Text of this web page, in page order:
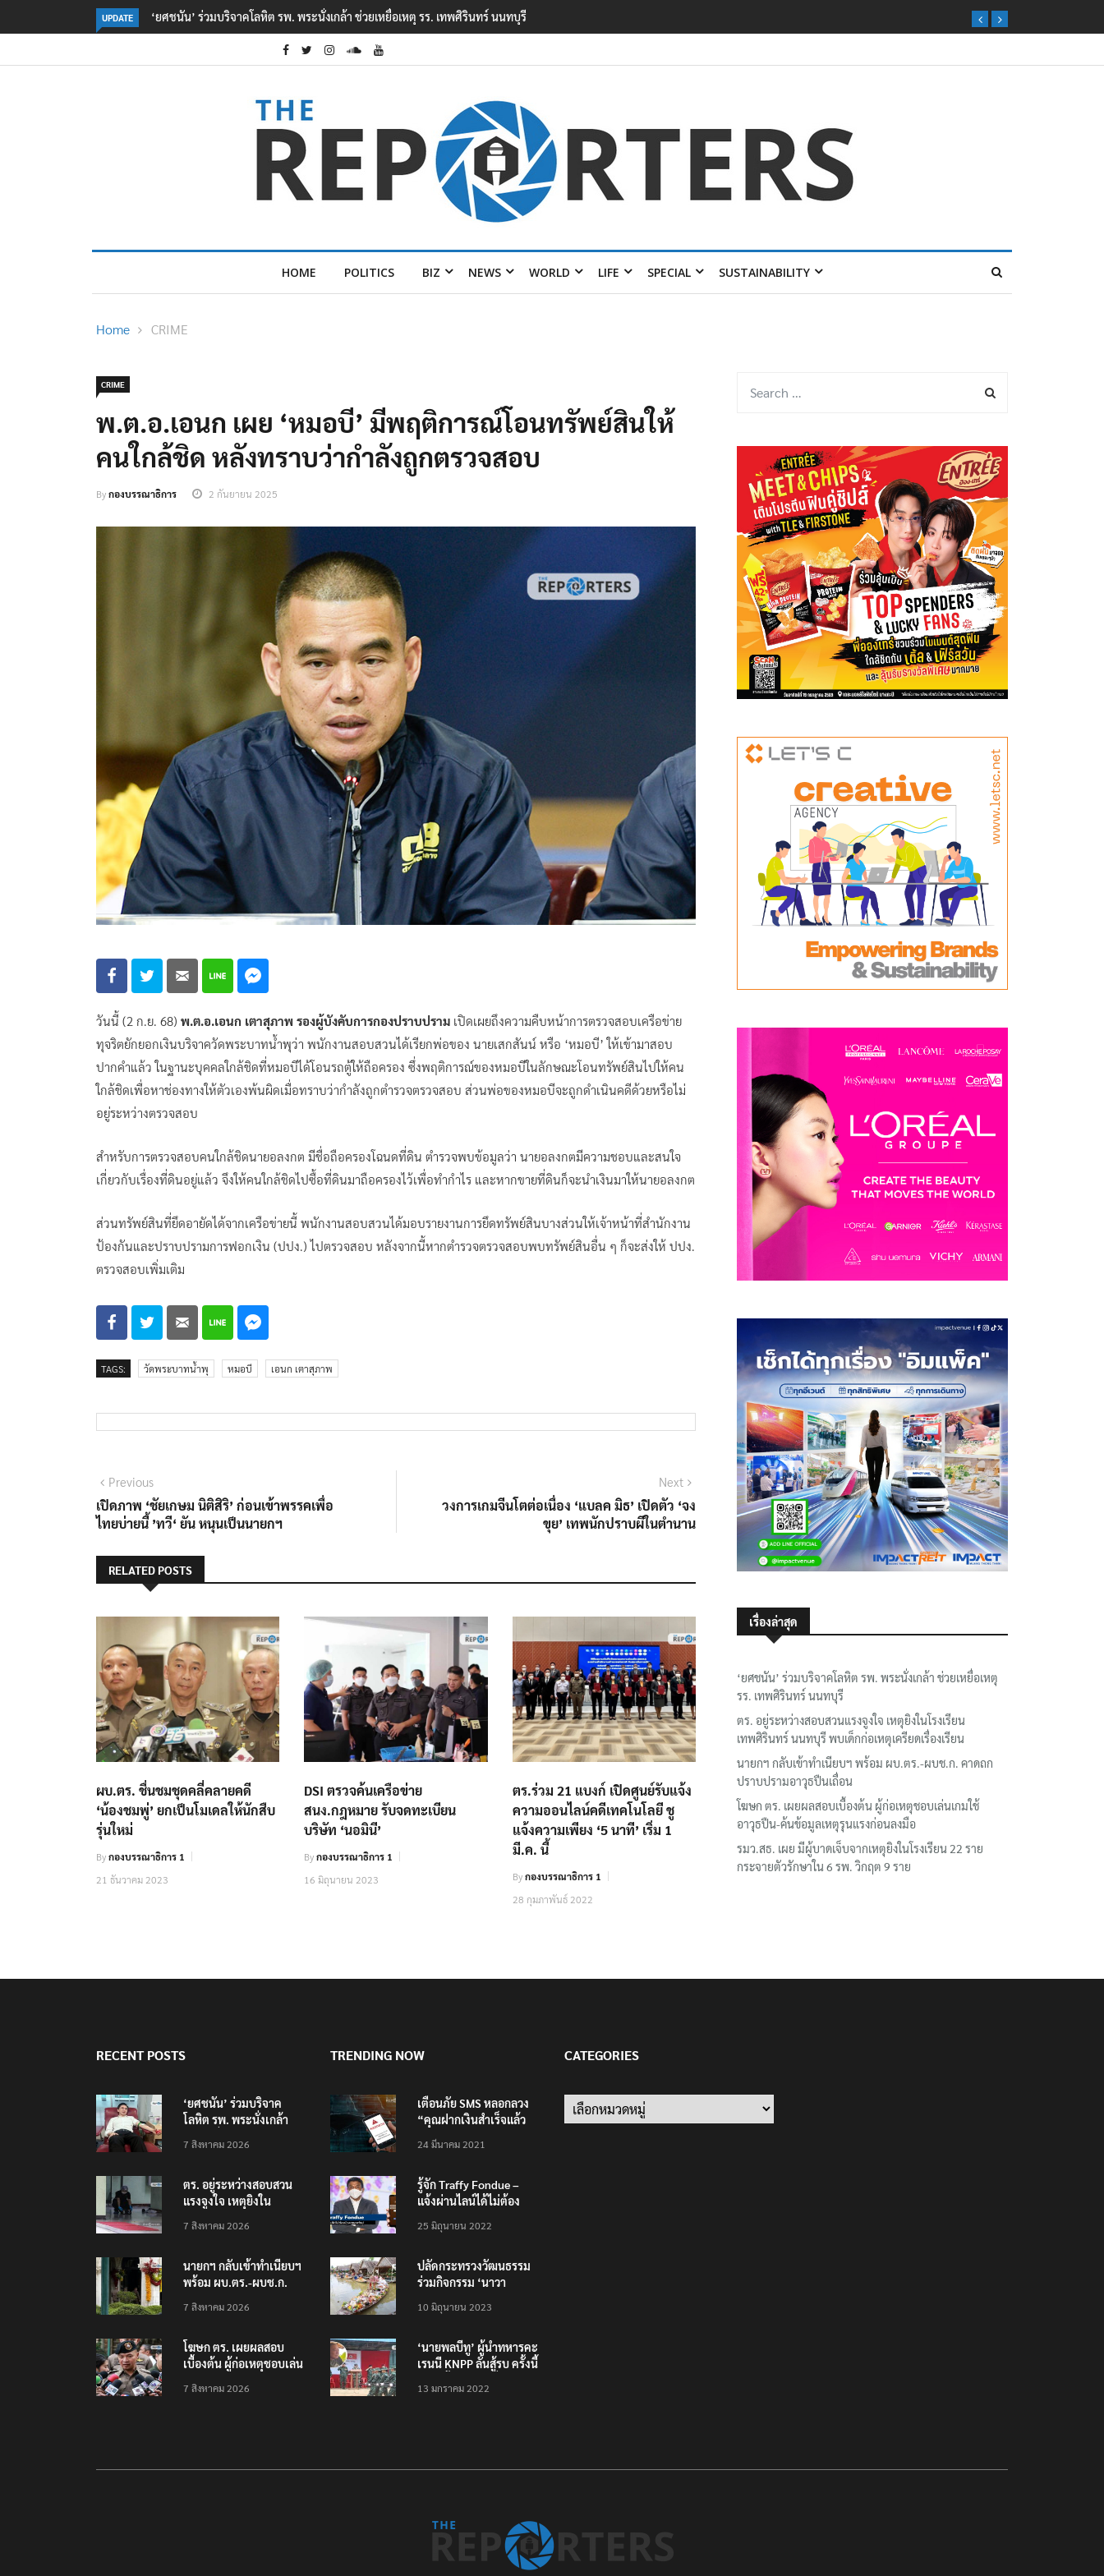
UPDATE ตร. อยู่ระหว่างสอบสวนแรงจูงใจ เหตุยิงในโรงเรียนเทพศิรินทร์ นนทบุรี พบเด็กก่อเหตุเครียดเรื่องเรียน
HOME POLITICS BIZ NEWS WORLD LIFE SPECIAL SUSTAINABILITY
Home CRIME
CRIME
พ.ต.อ.เอนก เผย ‘หมอบี’ มีพฤติการณ์โอนทรัพย์สินให้
คนใกล้ชิด หลังทราบว่ากำลังถูกตรวจสอบ
Byกองบรรณาธิการ 2 กันยายน 2025
วันนี้ (2 ก.ย. 68) พ.ต.อ.เอนก เตาสุภาพ รองผู้บังคับการกองปราบปราม เปิดเผยถึงความคืบหน้าการตรวจสอบเครือข่าย
ทุจริตยักยอกเงินบริจาควัดพระบาทน้ำพุว่า พนักงานสอบสวนได้เรียกพ่อของ นายเสกสันน์ หรือ ‘หมอบี’ ให้เข้ามาสอบ
ปากคำแล้ว ในฐานะบุคคลใกล้ชิดที่หมอบีได้โอนรถตู้ให้ถือครอง ซึ่งพฤติการณ์ของหมอบีในลักษณะโอนทรัพย์สินไปให้คน
ใกล้ชิดเพื่อหาช่องทางให้ตัวเองพ้นผิดเมื่อทราบว่ากำลังถูกตำรวจตรวจสอบ ส่วนพ่อของหมอบีจะถูกดำเนินคดีด้วยหรือไม่
อยู่ระหว่างตรวจสอบ
สำหรับการตรวจสอบคนใกล้ชิดนายอลงกต มีชื่อถือครองโฉนดที่ดิน ตำรวจพบข้อมูลว่า นายอลงกตมีความชอบและสนใจ
เกี่ยวกับเรื่องที่ดินอยู่แล้ว จึงให้คนใกล้ชิดไปซื้อที่ดินมาถือครองไว้เพื่อทำกำไร และหากขายที่ดินก็จะนำเงินมาให้นายอลงกต
ส่วนทรัพย์สินที่ยึดอายัดได้จากเครือข่ายนี้ พนักงานสอบสวนได้มอบรายงานการยึดทรัพย์สินบางส่วนให้เจ้าหน้าที่สำนักงาน
ป้องกันและปราบปรามการฟอกเงิน (ปปง.) ไปตรวจสอบ หลังจากนี้หากตำรวจตรวจสอบพบทรัพย์สินอื่น ๆ ก็จะส่งให้ ปปง.
ตรวจสอบเพิ่มเติม
TAGS: วัดพระบาทน้ำพุ หมอบี เอนก เตาสุภาพ
แนะแนว
เรื่อง
PreviousPrevious
post:
เปิดภาพ ‘ชัยเกษม นิติสิริ’ ก่อนเข้าพรรคเพื่อ
ไทยบ่ายนี้ ’ทวี‘ ยัน หนุนเป็นนายกฯ
Next
วงการเกมจีนโตต่อเนื่อง ‘แบลค มิธ’ เปิดตัว ‘จง
ขุย’ เทพนักปราบผีในตำนาน
RELATED POSTS
ผบ.ตร. ชื่นชมชุดคลี่คลายคดี
‘น้องชมพู่’ ยกเป็นโมเดลให้นักสืบ
รุ่นใหม่
Byกองบรรณาธิการ 1
21 ธันวาคม 2023
DSI ตรวจค้นเครือข่าย
สนง.กฎหมาย รับจดทะเบียน
บริษัท ‘นอมินี’
Byกองบรรณาธิการ 1
16 มิถุนายน 2023
ตร.ร่วม 21 แบงก์ เปิดศูนย์รับแจ้ง
ความออนไลน์คดีเทคโนโลยี ชู
แจ้งความเพียง ‘5 นาที’ เริ่ม 1
มี.ค. นี้
Byกองบรรณาธิการ 1
28 กุมภาพันธ์ 2022
เรื่องล่าสุด
‘ยศชนัน’ ร่วมบริจาคโลหิต รพ. พระนั่งเกล้า ช่วยเหยื่อเหตุ
รร. เทพศิรินทร์ นนทบุรี
ตร. อยู่ระหว่างสอบสวนแรงจูงใจ เหตุยิงในโรงเรียน
เทพศิรินทร์ นนทบุรี พบเด็กก่อเหตุเครียดเรื่องเรียน
นายกฯ กลับเข้าทำเนียบฯ พร้อม ผบ.ตร.-ผบช.ก. คาดถก
ปราบปรามอาวุธปืนเถื่อน
โฆษก ตร. เผยผลสอบเบื้องต้น ผู้ก่อเหตุชอบเล่นเกมใช้
อาวุธปืน-ค้นข้อมูลเหตุรุนแรงก่อนลงมือ
รมว.สธ. เผย มีผู้บาดเจ็บจากเหตุยิงในโรงเรียน 22 ราย
กระจายตัวรักษาใน 6 รพ. วิกฤต 9 ราย
RECENT POSTS
‘ยศชนัน’ ร่วมบริจาค
โลหิต รพ. พระนั่งเกล้า
เทพศิรินทร์ นนทบุรี
7 สิงหาคม 2026
ตร. อยู่ระหว่างสอบสวน
แรงจูงใจ เหตุยิงใน
นนทบุรี พบเด็กก่อเหตุ
7 สิงหาคม 2026
นายกฯ กลับเข้าทำเนียบฯ
พร้อม ผบ.ตร.-ผบช.ก.
ปืนเถื่อน
7 สิงหาคม 2026
โฆษก ตร. เผยผลสอบ
เบื้องต้น ผู้ก่อเหตุชอบเล่น
เหตุรุนแรงก่อนลงมือ
7 สิงหาคม 2026
TRENDING NOW
เตือนภัย SMS หลอกลวง
“คุณฝากเงินสำเร็จแล้ว
200,000 บาท”
24 มีนาคม 2021
รู้จัก Traffy Fondue –
แจ้งผ่านไลน์ได้ไม่ต้อง
ทั่วไทย ไม่ใช่แค่ในกรุง
25 มิถุนายน 2022
ปลัดกระทรวงวัฒนธรรม
ร่วมกิจกรรม ‘นาวา
ตักบาตรทางน้ำ
10 มิถุนายน 2023
‘นายพลบีทู’ ผู้นำทหารคะ
เรนนี KNPP ลั่นสู้รบ ครั้งนี้
ประชาชนต้องชนะ
13 มกราคม 2022
CATEGORIES
Categories